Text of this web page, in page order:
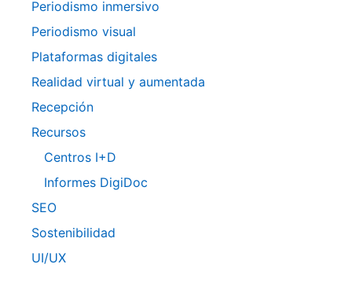
Periodismo inmersivo
Periodismo visual
Plataformas digitales
Realidad virtual y aumentada
Recepción
Recursos
Centros I+D
Informes DigiDoc
SEO
Sostenibilidad
UI/UX